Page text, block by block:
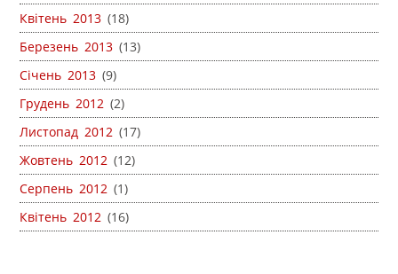
Квітень 2013 (18)
Березень 2013 (13)
Січень 2013 (9)
Грудень 2012 (2)
Листопад 2012 (17)
Жовтень 2012 (12)
Серпень 2012 (1)
Квітень 2012 (16)